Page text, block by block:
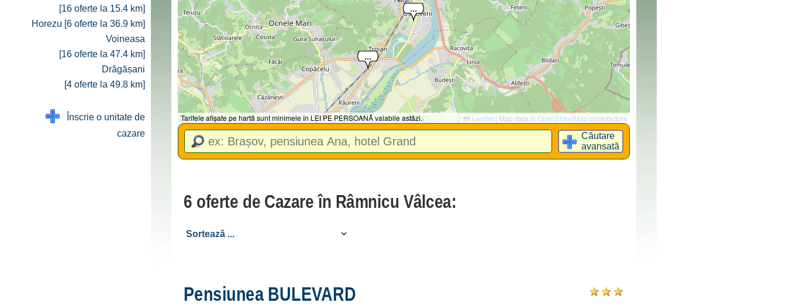
Tarifele afișate pe hartă sunt minimele în LEI PE PERSOANĂ valabile astăzi. Leaflet | Map data ©OpenStreetMap contributors
Căutare
avansată
6 oferte de Cazare în Râmnicu Vâlcea:
Pensiunea BULEVARD
[16 oferte la 15.4 km]
Horezu [6 oferte la 36.9 km]
Voineasa
[16 oferte la 47.4 km]
Drăgășani
[4 oferte la 49.8 km]
Înscrie o unitate de
cazare